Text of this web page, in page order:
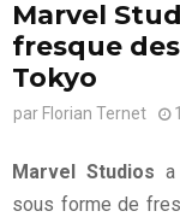
Marvel
fresque
Tokyo
par Florian Ternet
Marvel Studios
sous forme de